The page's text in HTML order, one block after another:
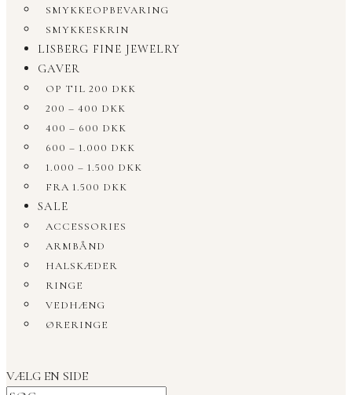
SMYKKEOPBEVARING
SMYKKESKRIN
LISBERG FINE JEWELRY
GAVER
OP TIL 200 DKK
200 – 400 DKK
400 – 600 DKK
600 – 1.000 DKK
1.000 – 1.500 DKK
FRA 1.500 DKK
SALE
ACCESSORIES
ARMBÅND
HALSKÆDER
RINGE
VEDHÆNG
ØRERINGE
VÆLG EN SIDE